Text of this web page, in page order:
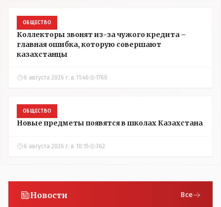
ОБЩЕСТВО
Коллекторы звонят из-за чужого кредита –
главная ошибка, которую совершают
казахстанцы
6 августа 2026 г. в 11:46 1760
ОБЩЕСТВО
Новые предметы появятся в школах Казахстана
6 августа 2026 г. в 10:15 362
Новости Все